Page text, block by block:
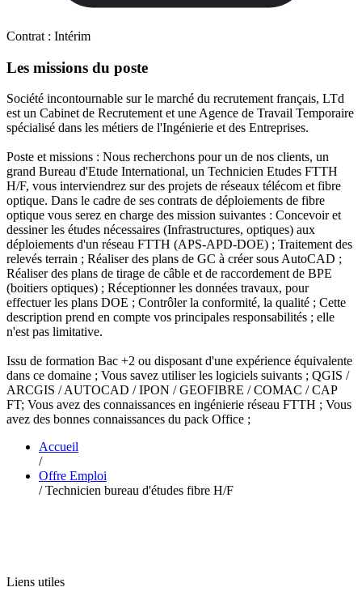
Contrat : Intérim
Les missions du poste
Société incontournable sur le marché du recrutement français, LTd
est un Cabinet de Recrutement et une Agence de Travail Temporaire
spécialisé dans les métiers de l'Ingénierie et des Entreprises.
Poste et missions : Nous recherchons pour un de nos clients, un
grand Bureau d'Etude International, un Technicien Etudes FTTH
H/F, vous interviendrez sur des projets de réseaux télécom et fibre
optique. Dans le cadre de ses contrats de déploiements de fibre
optique vous serez en charge des mission suivantes : Concevoir et
dessiner les études nécessaires (Infrastructures, optiques) aux
déploiements d'un réseau FTTH (APS-APD-DOE) ; Traitement des
relevés terrain ; Réaliser des plans de GC à créer sous AutoCAD ;
Réaliser des plans de tirage de câble et de raccordement de BPE
(boitiers optiques) ; Réceptionner les données travaux, pour
effectuer les plans DOE ; Contrôler la conformité, la qualité ; Cette
description prend en compte vos principales responsabilités ; elle
n'est pas limitative.
Issu de formation Bac +2 ou disposant d'une expérience équivalente
dans ce domaine ; Vous savez utiliser les logiciels suivants ; QGIS /
ARCGIS / AUTOCAD / IPON / GEOFIBRE / COMAC / CAP
FT; Vous avez des connaissances en ingénierie réseau FTTH ; Vous
avez des bonnes connaissances du pack Office ;
Accueil
/
Offre Emploi
/ Technicien bureau d'études fibre H/F
Liens utiles